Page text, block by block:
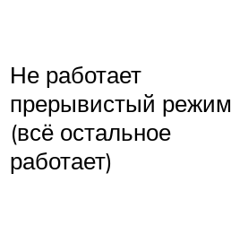
Не работает
прерывистый режим
(всё остальное
работает)